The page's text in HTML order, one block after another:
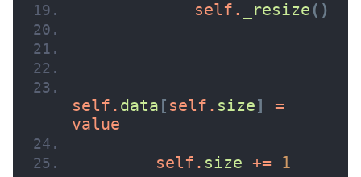
            self.
_resize ( )
self. data [ self. size]
=
value
        self.
size += 1